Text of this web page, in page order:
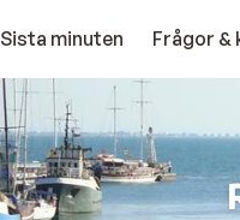
Sista minuten Frågor &